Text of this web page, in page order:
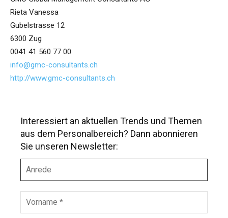
Rieta Vanessa
Gubelstrasse 12
6300 Zug
0041 41 560 77 00
info@gmc-consultants.ch
http://www.gmc-consultants.ch
Interessiert an aktuellen Trends und Themen
aus dem Personalbereich? Dann abonnieren
Sie unseren Newsletter:
r
e
e
r